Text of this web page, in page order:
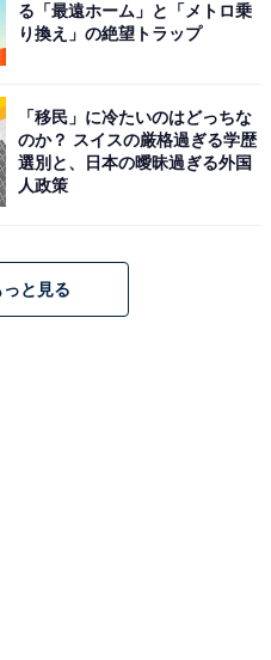
管理職、「特にない」と回答した方
る「最遠ホーム」と「メトロ乗
り換え」の絶望トラップ
「移民」に冷たいのはどっちな
のか？ スイスの厳格過ぎる学歴
選別と、日本の曖昧過ぎる外国
人政策
と見る